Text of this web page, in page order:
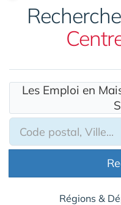
Les Emploi en
Régions &